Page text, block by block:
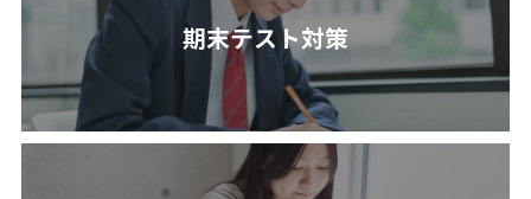
期末テスト対策